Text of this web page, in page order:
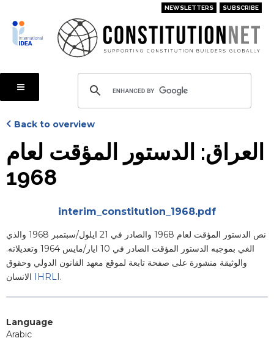
main
content
NEWSLETTERS SUBSCRIBE
Back to overview
العراق: الدستور المؤقت لعام
1968
interim_constitution_1968.pdf
Blurb
نص الدستور المؤقت لعام 1968 والصادر في 21 ايلول/سبتمبر 1968 والذي
الغي بموجبه الدستور المؤقت الصادر في 10 ايار/مايس 1964 وتعديلاته.
والوثيقة منشورة على صفحة تابعة لموقع معهد القانون الدولي وحقوق
IHRLI.
Language
Arabic